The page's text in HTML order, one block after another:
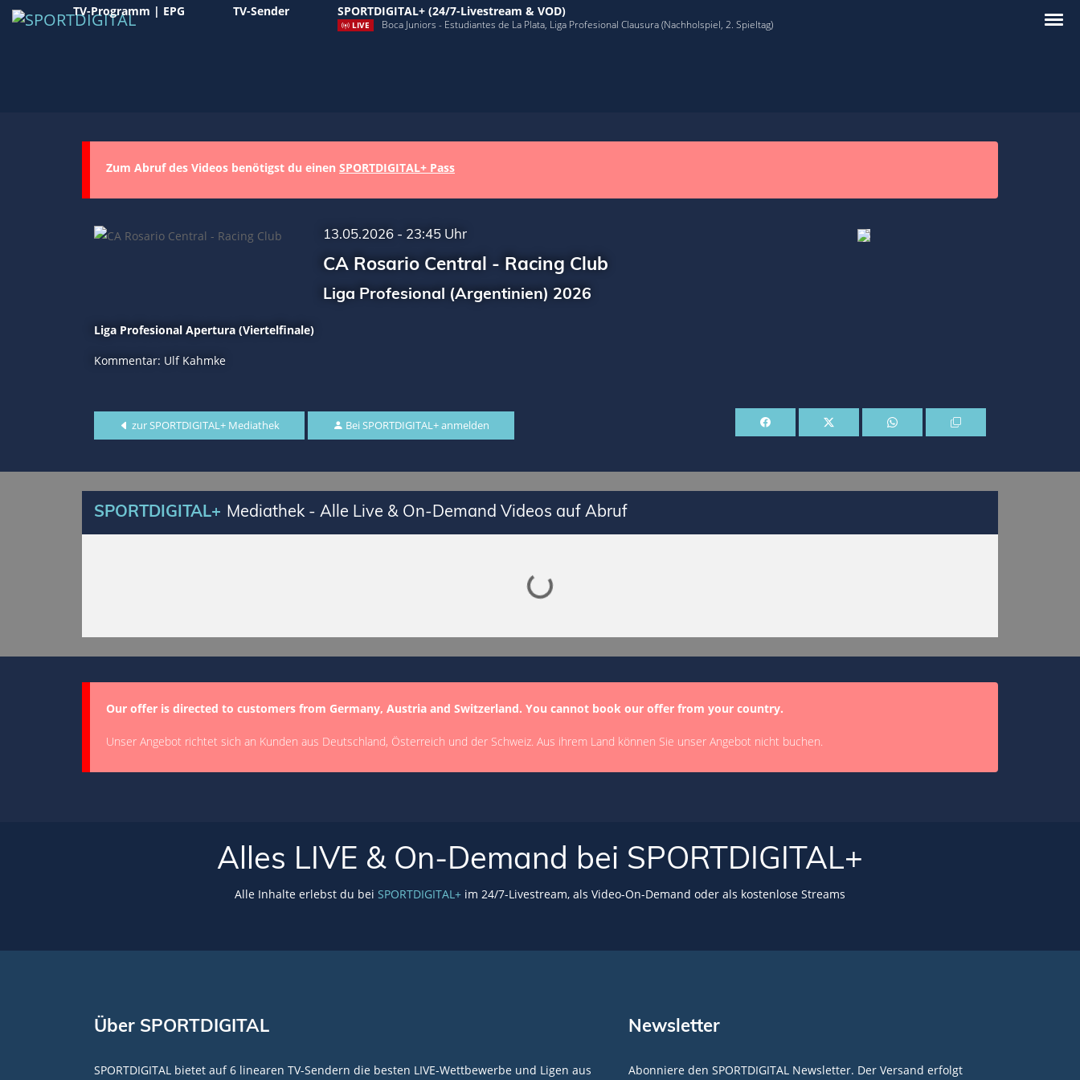
TV-Programm | EPG TV-Sender SPORTDIGITAL+ (24/7-Livestream & VOD)
LIVE Boca Juniors - Estudiantes de La Plata, Liga Profesional Clausura (Nachholspiel, 2. Spieltag)
Zum Abruf des Videos benötigst du einen SPORTDIGITAL+ Pass
13.05.2026 - 23:45 Uhr
CA Rosario Central - Racing Club
Liga Profesional (Argentinien) 2026
Liga Profesional Apertura (Viertelfinale)
Kommentar: Ulf Kahmke
zur SPORTDIGITAL+ Mediathek Bei SPORTDIGITAL+ anmelden
SPORTDIGITAL+ Mediathek - Alle Live & On-Demand Videos auf Abruf
Lade SPORTDIGITAL+ Mediathek
Our offer is directed to customers from Germany, Austria and Switzerland. You cannot book our offer from your country.
Unser Angebot richtet sich an Kunden aus Deutschland, Österreich und der Schweiz. Aus ihrem Land können Sie unser Angebot nicht buchen.
Alles LIVE & On-Demand bei SPORTDIGITAL+
Alle Inhalte erlebst du bei SPORTDIGITAL+ im 24/7-Livestream, als Video-On-Demand oder als kostenlose Streams
Über SPORTDIGITAL
SPORTDIGITAL bietet auf 6 linearen TV-Sendern die besten LIVE-Wettbewerbe und Ligen aus
Newsletter
Abonniere den SPORTDIGITAL Newsletter. Der Versand erfolgt